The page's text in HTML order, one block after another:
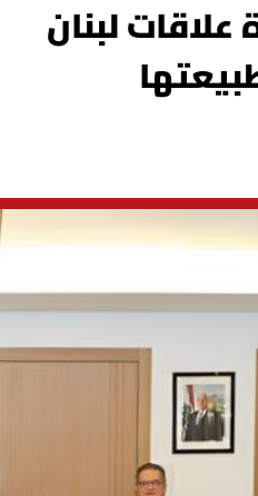
لبنان